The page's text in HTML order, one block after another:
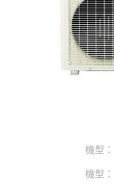
機型：
機型：